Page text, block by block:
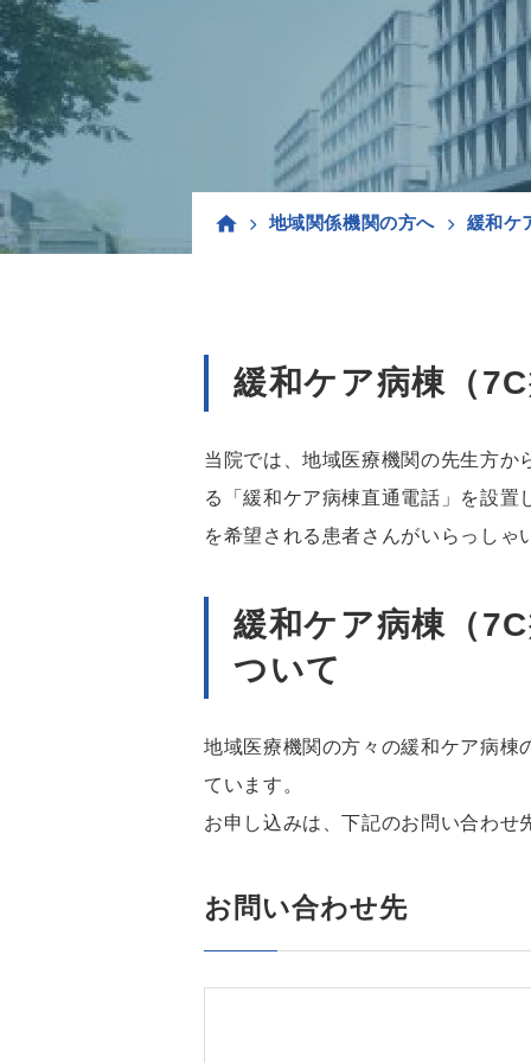
地域関係機関の方へ 緩和ケ
緩和ケア病棟（
当院では、地域医療機関の先生方か
る「緩和ケア病棟直通電話」を設
を希望される患者さんがいらっしゃ
緩和ケア病棟（
ついて
地域医療機関の方々の緩和ケア病棟
ています。
お申し込みは、下記のお問い合わせ
お問い合わせ先